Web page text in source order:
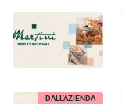
News
DALL’AZIENDA